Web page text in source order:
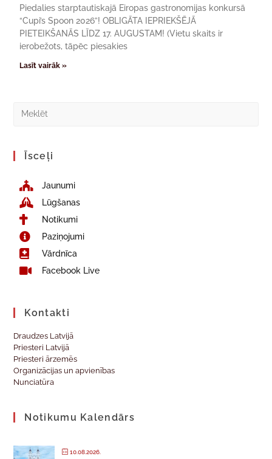
Piedalies starptautiskajā Eiropas gastronomijas konkursā
“Cupi’s Spoon 2026”! OBLIGĀTA IEPRIEKŠĒJĀ
PIETEIKŠANĀS LĪDZ 17. AUGUSTAM! (Vietu skaits ir
ierobežots, tāpēc piesakies
Lasīt vairāk »
Īsceļi
Jaunumi
Lūgšanas
Notikumi
Paziņojumi
Vārdnīca
Facebook Live
Kontakti
Draudzes Latvijā
Priesteri Latvijā
Priesteri ārzemēs
Organizācijas un apvienības
Nunciatūra
Notikumu Kalendārs
10.08.2026.